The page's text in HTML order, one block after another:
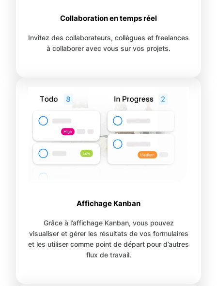
Collaboration en temps réel
Invitez des collaborateurs, collègues et freelances
à collaborer avec vous sur vos projets.
Affichage Kanban
Grâce à l’affichage Kanban, vous pouvez
visualiser et gérer les résultats de vos formulaires
et les utiliser comme point de départ pour d’autres
flux de travail.